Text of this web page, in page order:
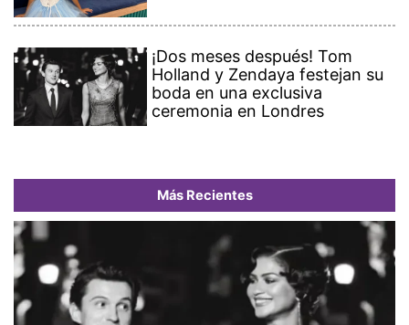
¡Dos meses después! Tom
Holland y Zendaya festejan su
boda en una exclusiva
ceremonia en Londres
Más Recientes